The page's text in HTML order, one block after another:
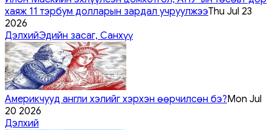
хаяж 11 тэрбум долларын зардал учруулжээThu Jul 23
2026
ДэлхийЭдийн засаг, Санхүү
Америкчууд англи хэлийг хэрхэн өөрчилсөн бэ?Mon Jul
20 2026
Дэлхий